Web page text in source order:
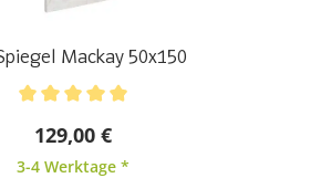
Mackay 50x150
129,00 €
3-4 Werktage *